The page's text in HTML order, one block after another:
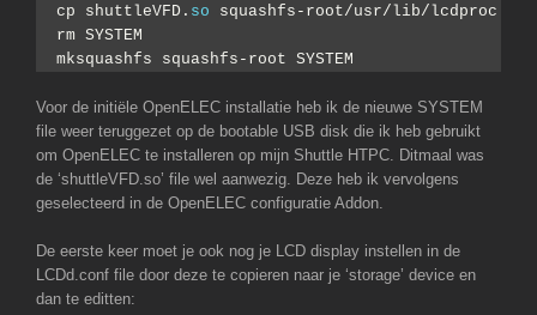
cp shuttleVFD. so squashfs-root/usr/lib/lcdproc
rm SYSTEM
mksquashfs squashfs-root SYSTEM
Voor de initiële OpenELEC installatie heb ik de nieuwe SYSTEM
file weer teruggezet op de bootable USB disk die ik heb gebruikt
om OpenELEC te installeren op mijn Shuttle HTPC. Ditmaal was
de ‘shuttleVFD.so’ file wel aanwezig. Deze heb ik vervolgens
geselecteerd in de OpenELEC configuratie Addon.
De eerste keer moet je ook nog je LCD display instellen in de
LCDd.conf file door deze te copieren naar je ‘storage’ device en
dan te editten: